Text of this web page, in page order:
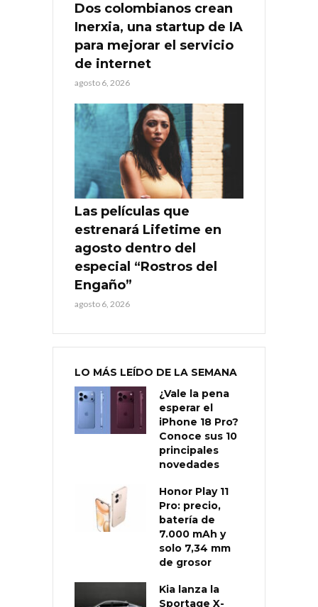
Dos colombianos crean
Inerxia, una startup de IA
para mejorar el servicio
de internet
agosto 6, 2026
Las películas que
estrenará Lifetime en
agosto dentro del
especial “Rostros del
Engaño”
agosto 6, 2026
LO MÁS LEÍDO DE LA SEMANA
¿Vale la pena
esperar el
iPhone 18 Pro?
Conoce sus 10
principales
novedades
Honor Play 11
Pro: precio,
batería de
7.000 mAh y
solo 7,34 mm
de grosor
Kia lanza la
Sportage X-